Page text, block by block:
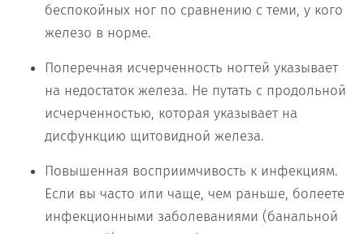
беспокойных ног по сравнению с теми, у кого
железо в норме.
Поперечная исчерченность ногтей указывает
на недостаток железа. Не путать с продольной
исчерченностью, которая указывает на
дисфункцию щитовидной железа.
Повышенная восприимчивость к инфекциям.
Если вы часто или чаще, чем раньше, болеете
инфекционными заболеваниями (банальной